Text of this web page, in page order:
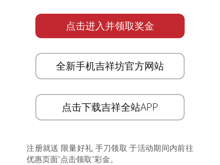
点击进入并领取奖金
全新手机吉祥坊官方网站
点击下载吉祥全站APP
注册就送 限量好礼 手刀领取 于活动期间内前往
优惠页面”点击领取”彩金。